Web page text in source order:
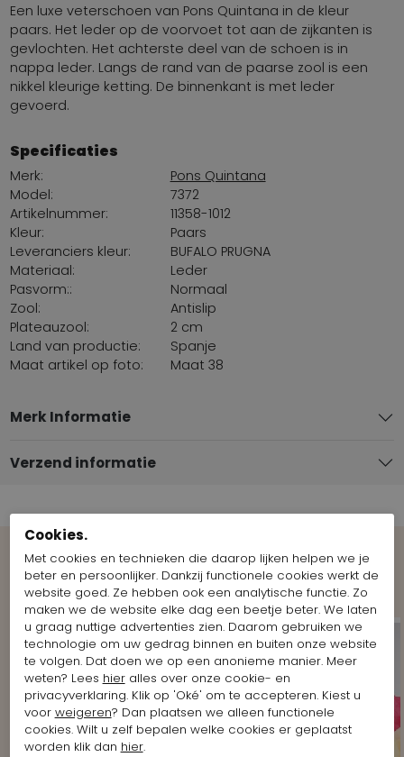
Een luxe veterschoen van Pons Quintana in de kleur
paars. Het leder op de voorvoet tot aan de zijkanten is
gevlochten. Het achterste deel van de schoen is in
nappa leder. Langs de rand van de paarse zool is een
nikkel kleurige ketting. De binnenkant is met leder
gevoerd.
Specificaties
Merk:
Pons Quintana
Model:
7372
Artikelnummer:
11358-1012
Kleur:
Paars
Leveranciers kleur:
BUFALO PRUGNA
Materiaal:
Leder
Pasvorm::
Normaal
Zool:
Antislip
Plateauzool:
2 cm
Land van productie:
Spanje
Maat artikel op foto:
Maat 38
Merk Informatie
Verzend informatie
Shop the Look
Cookies.
Met cookies en technieken die daarop lijken helpen we je
beter en persoonlijker. Dankzij functionele cookies werkt de
website goed. Ze hebben ook een analytische functie. Zo
maken we de website elke dag een beetje beter. We laten
u graag nuttige advertenties zien. Daarom gebruiken we
technologie om uw gedrag binnen en buiten onze website
te volgen. Dat doen we op een anonieme manier. Meer
weten? Lees hieralles over onze cookie- en
privacyverklaring. Klik op 'Oké' om te accepteren. Kiest u
voor weigeren? Dan plaatsen we alleen functionele
cookies. Wilt u zelf bepalen welke cookies er geplaatst
worden klik dan hier.